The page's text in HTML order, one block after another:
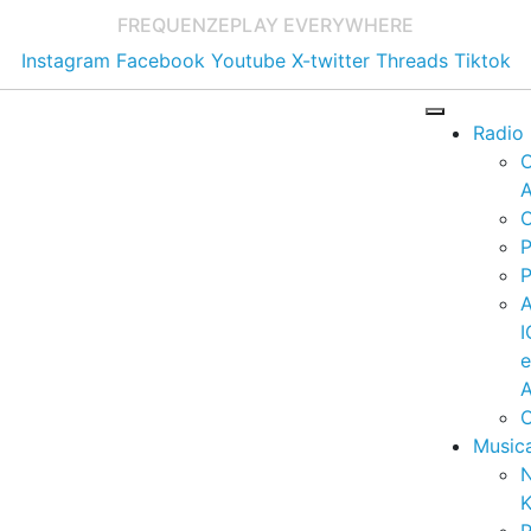
FREQUENZEPLAY EVERYWHERE
Instagram Facebook Youtube X-twitter Threads Tiktok
Radio
e